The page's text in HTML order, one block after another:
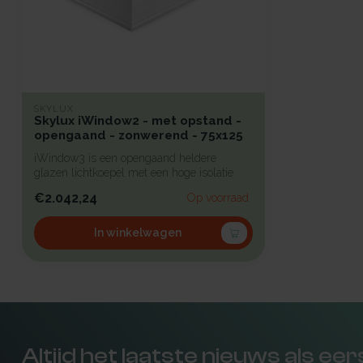
SKYLUX
Skylux iWindow2 - met opstand -
opengaand - zonwerend - 75x125
iWindow3 is een opengaand heldere
glazen lichtkoepel met een hoge isolatie
€2.042,24 Op voorraad
In winkelwagen
Altijd het laatste nieuws als